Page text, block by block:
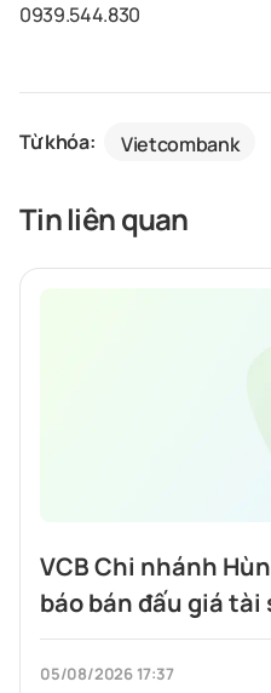
0939.544.830
Từ khóa: Vietcombank
Tin liên quan
VCB Chi nhánh
báo bán đấu giá tài
Bất Động sản:
và tài sản gắn liền
05/08/2026 17:37